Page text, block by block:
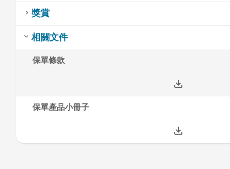
獎賞
相關文件
保單條款
保單產品小冊子